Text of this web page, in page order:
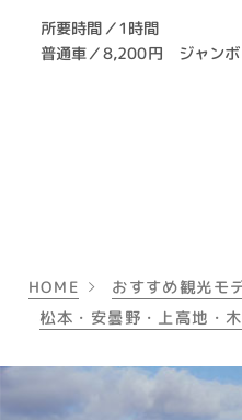
所要時間／1時間
普通車／8,200円 ジャン
HOME おすすめ観光モ
松本・安曇野・上高地・